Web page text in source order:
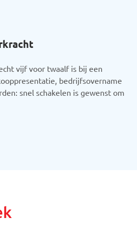
vijf voor twaalf is bij een
bedrijfsovername
snel schakelen is gewenst om